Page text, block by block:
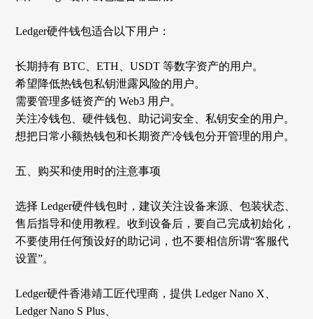
Ledger硬件钱包适合以下用户：
长期持有 BTC、ETH、USDT 等数字资产的用户。
希望降低热钱包私钥泄露风险的用户。
需要管理多链资产的 Web3 用户。
关注冷钱包、硬件钱包、助记词安全、私钥安全的用户。
想把日常小额热钱包和长期资产冷钱包分开管理的用户。
五、购买和使用时的注意事项
选择 Ledger硬件钱包时，建议关注设备来源、包装状态、
售后指导和使用教程。收到设备后，要自己完成初始化，
不要使用任何预设好的助记词，也不要相信所谓“客服代
设置”。
Ledger硬件香港靖工匠代理商，提供 Ledger Nano X、
Ledger Nano S Plus、